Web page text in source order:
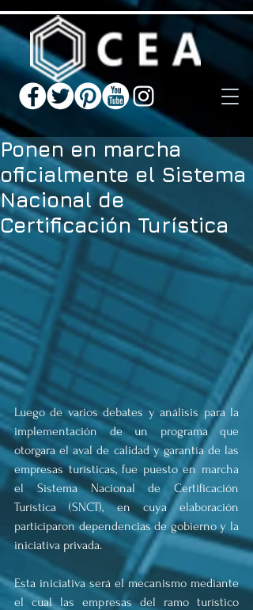
Ponen en marcha
oficialmente el Sistema
Nacional de
Certificación Turística
Luego de varios debates y análisis para la
implementación de un programa que
otorgara el aval de calidad y garantía de las
empresas turísticas, fue puesto en marcha
el Sistema Nacional de Certificación
Turística (SNCT), en cuya elaboración
participaron dependencias de gobierno y la
iniciativa privada.
Esta iniciativa será el mecanismo mediante
el cual las empresas del ramo turístico